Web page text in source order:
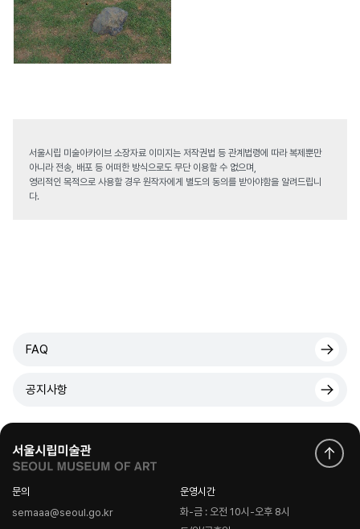
서울시립 미술아카이브 소장자료 이미지는 저작권법 등 관계법령에 따라 복제뿐만
아니라 전송, 배포 등 어떠한 방식으로도 무단 이용할 수 없으며,
영리적인 목적으로 사용할 경우 원작자에게 별도의 동의를 받아야함을 알려드립니
다.
FAQ
공지사항
문의
semaaa@seoul.go.kr
운영시간
화-금 : 오전 10시-오후 8시